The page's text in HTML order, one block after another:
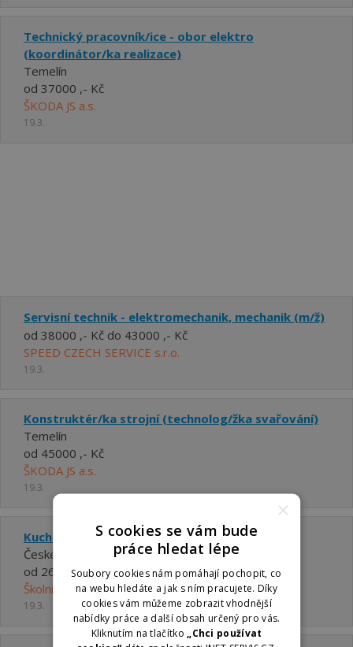
Technický pracovník/ice - obor elektro
(koordinátor/ka realizace)
Temelín
od 37000 ,- Kč
ŠKODA JS a.s.
19.3.
Servisní technik - elektromechanik, mechanik (m/ž)
od 38000 ,- Kč do 43000 ,- Kč
SPEED CZECH SERVICE s.r.o.
19.3.
Konstruktér/ka strojní (technolog/žka svařování)
Temelín
od 45000 ,- Kč
ŠKODA JS a.s.
19.3.
Kuchař/ka
České Budějovice
od 26880 ,- Kč
Školní jídelna, U Tří lvů 2b, České Budějovice
19.3.
×
S cookies se vám bude
práce hledat lépe
Soubory cookies nám pomáhají pochopit, co
na webu hledáte a jak s ním pracujete. Díky
cookies vám můžeme zobrazit vhodnější
nabídky práce a další obsah určený pro vás.
Kliknutím na tlačítko„Chci používat